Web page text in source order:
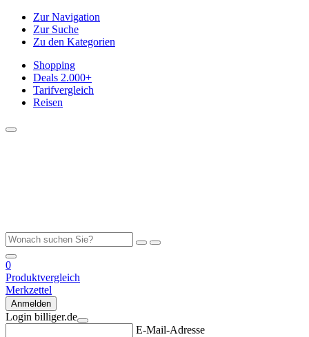
Zur Navigation
Zur Suche
Zu den Kategorien
Shopping
Deals 2.000+
Tarifvergleich
Reisen
0
Produktvergleich
Merkzettel
Anmelden
Login billiger.de
E-Mail-Adresse